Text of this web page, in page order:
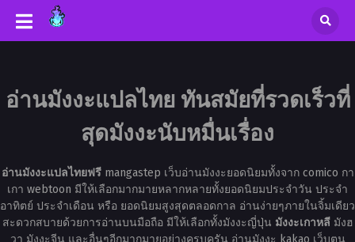
อ่านมังงะแปลไทย ทันสมัยที่รวดเร็วที่
สุดมังงะนับหมื่นเรื่อง
อ่านมังงะแปลไทยฟรีmangastep เว็บอ่านมังงะยอดนิยมทั้งจาก comico กา
เกา webtoon มีให้เลือกมากมายหลากหลายทั้งยอดนิยมประจำวัน ประจำ
อาทิตย์ ประจำเดือน หรือ ยอดนิยมสูงสุดตลอดกาล อ่านง่ายๆภายในจิ้มเดียว
สะดวกสบายด้วยการอ่านบนมือถือ มีให้เลือกทั้งมังงะญี่ปุ่น มังงะเกาหลีมังฮ